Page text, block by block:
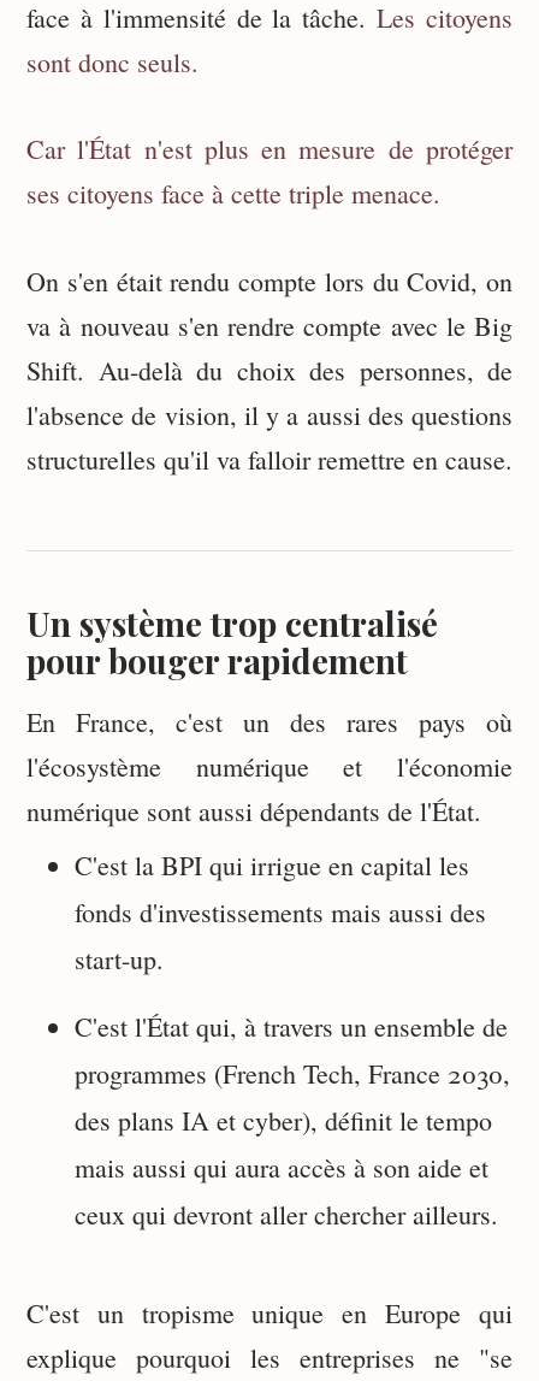
face à l'immensité de la tâche.Les citoyens
sont donc seuls.
Car l'État n'est plus en mesure de protéger
ses citoyens face à cette triple menace.
On s'en était rendu compte lors du Covid, on
va à nouveau s'en rendre compte avec le Big
Shift. Au-delà du choix des personnes, de
l'absence de vision, il y a aussi des questions
structurelles qu'il va falloir remettre en cause.
Un système trop centralisé
pour bouger rapidement
En France, c'est un des rares pays où
l'écosystème numérique et l'économie
numérique sont aussi dépendants de l'État.
C'est la BPI qui irrigue en capital les
fonds d'investissements mais aussi des
start-up.
C'est l'État qui, à travers un ensemble de
programmes (French Tech, France 2030,
des plans IA et cyber), définit le tempo
mais aussi qui aura accès à son aide et
ceux qui devront aller chercher ailleurs.
C'est un tropisme unique en Europe qui
explique pourquoi les entreprises ne "se